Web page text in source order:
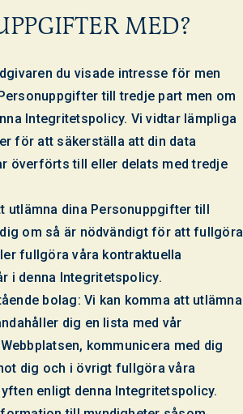
MED?
du visade intresse för men
till tredje part men om
Integritetspolicy. Vi vidtar lämpliga
för att säkerställa att din data
överförts till eller delats med tredje
utlämna dina Personuppgifter till
om så är nödvändigt för att fullgöra
fullgöra våra kontraktuella
i denna Integritetspolicy.
bolag: Vi kan komma att utlämna
dig en lista med vår
kommunicera med dig
dig och i övrigt fullgöra våra
enligt denna Integritetspolicy.